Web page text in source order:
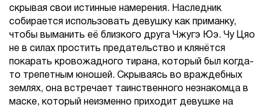
скрывая свои истинные намерения. Наследник
собирается использовать девушку как приманку,
чтобы выманить её близкого друга Чжугэ Юэ. Чу Цяо
не в силах простить предательство и клянётся
покарать кровожадного тирана, который был когда-
то трепетным юношей. Скрываясь во враждебных
землях, она встречает таинственного незнакомца в
маске, который неизменно приходит девушке на